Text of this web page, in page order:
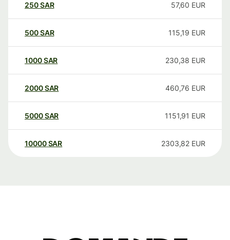
250SAR 57,60 EUR
500SAR 115,19 EUR
1000SAR 230,38 EUR
2000SAR 460,76 EUR
5000SAR 1151,91 EUR
10000 SAR 2303,82 EUR